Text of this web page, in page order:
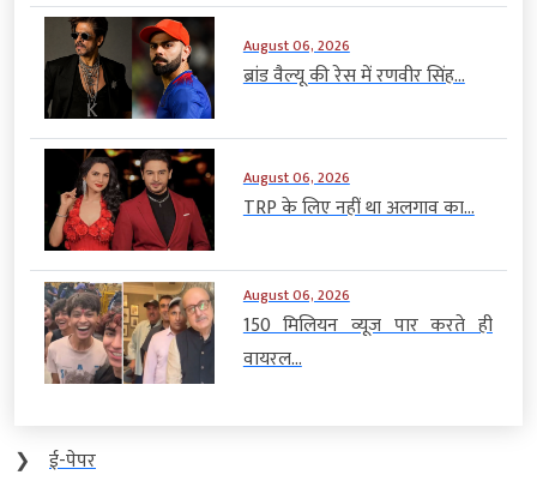
August 06, 2026
ब्रांड वैल्यू की रेस में रणवीर सिंह...
August 06, 2026
TRP के लिए नहीं था अलगाव का...
August 06, 2026
150 मिलियन व्यूज पार करते ही
वायरल...
❯
ई-पेपर